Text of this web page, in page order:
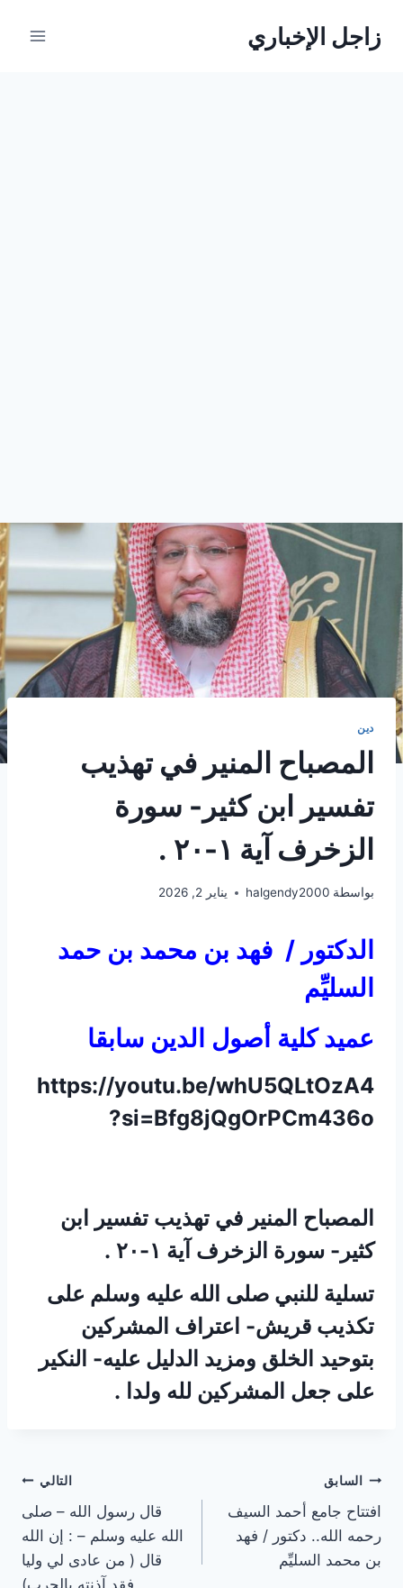
زاجل الإخباري
دين
المصباح المنير في تهذيب
تفسير ابن كثير- سورة
الزخرف آية ١-٢٠ .
بواسطة halgendy2000 يناير 2, 2026
الدكتور / فهد بن محمد بن حمد
السليِّم
عميد كلية أصول الدين سابقا
https://youtu.be/whU5QLtOzA4
?si=Bfg8jQgOrPCm436o
المصباح المنير في تهذيب تفسير ابن
كثير- سورة الزخرف آية ١-٢٠ .
‏تسلية للنبي صلى الله عليه وسلم على
تكذيب قريش- اعتراف المشركين
بتوحيد الخلق ومزيد الدليل عليه- النكير
على جعل المشركين لله ولدا .
تصفّح
المقالات
السابق
افتتاح جامع أحمد السيف
رحمه الله.. دكتور / فهد
بن محمد السليِّم
التالي
قال رسول الله – صلى
الله عليه وسلم – : إن الله
قال ( من عادى لي وليا